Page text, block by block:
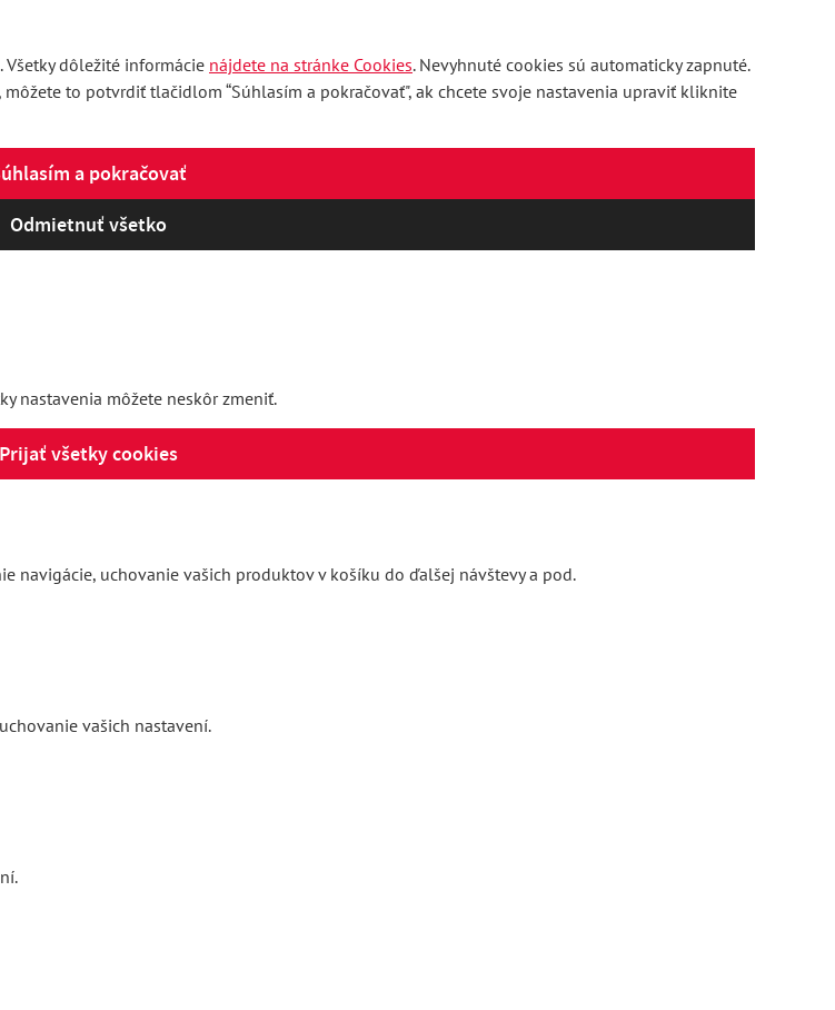
dôležité informácie nájdete na stránke Cookies. Nevyhnuté cookies sú automaticky zapnuté.
to potvrdiť tlačidlom “Súhlasím a pokračovať", ak chcete svoje nastavenia upraviť kliknite
a pokračovať
Odmietnuť všetko
nastavenia môžete neskôr zmeniť.
Prijať všetky cookies
navigácie, uchovanie vašich produktov v košíku do ďalšej návštevy a pod.
vašich nastavení.